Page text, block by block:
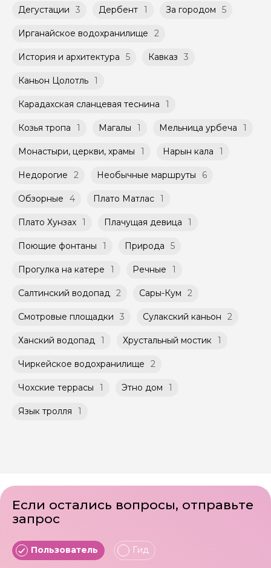
российского банка можно оплатить любую
экскурсию.
Дегустации 3 Дербент 1 За городом 5
Ирганайское водохранилище 2
История и архитектура 5 Кавказ 3
Каньон Цолотль 1
Карадахская сланцевая теснина 1
Козья тропа 1 Магалы 1 Мельница урбеча 1
Монастыри, церкви, храмы 1 Нарын кала 1
Недорогие 2 Необычные маршруты 6
Обзорные 4 Плато Матлас 1
Плато Хунзах 1 Плачущая девица 1
Поющие фонтаны 1 Природа 5
Прогулка на катере 1 Речные 1
Салтинский водопад 2 Сары-Кум 2
Смотровые площадки 3 Сулакский каньон 2
Ханский водопад 1 Хрустальный мостик 1
Чиркейское водохранилище 2
Чохские террасы 1 Этно дом 1
Язык тролля 1
Если остались вопросы, отправьте
запрос
Пользователь Гид